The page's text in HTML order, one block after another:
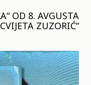
OD 8. AVGUSTA
ZUZORIĆ“